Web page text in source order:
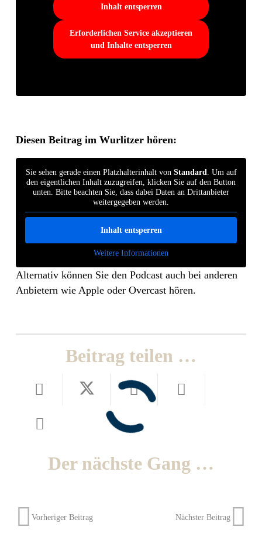
Inhalt entsperren
Erforderlichen Service akzeptieren
und Inhalte entsperren
Diesen Beitrag im Wurlitzer hören:
Sie sehen gerade einen Platzhalterinhalt von Standard. Um auf
den eigentlichen Inhalt zuzugreifen, klicken Sie auf den Button
unten. Bitte beachten Sie, dass dabei Daten an Drittanbieter
weitergegeben werden.
Inhalt entsperren
Weitere Informationen
Alternativ können Sie den Podcast auch bei anderen
Anbietern wie Apple oder Overcast hören.
Beitrag teilen …
Der nächste Gang …
Vorheriger Beitrag Nächster Beitrag